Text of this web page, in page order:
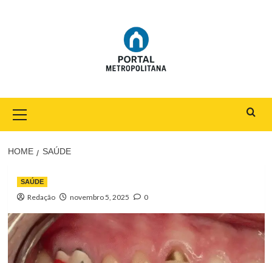
Menu
HOME SAÚDE
SAÚDE
Redação novembro 5, 2025 0